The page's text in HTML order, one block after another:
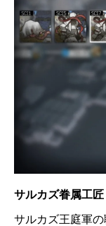
サルカズ眷属工
サルカズ王庭軍